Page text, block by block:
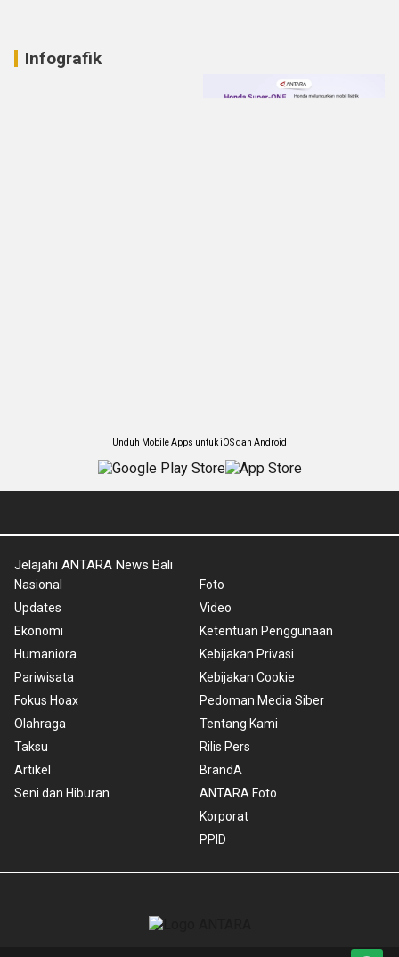
Infografik
Unduh Mobile Apps untuk iOS dan Android
Jelajahi ANTARA News Bali
Nasional
Updates
Ekonomi
Humaniora
Pariwisata
Fokus Hoax
Olahraga
Taksu
Artikel
Seni dan Hiburan
Foto
Video
Ketentuan Penggunaan
Kebijakan Privasi
Kebijakan Cookie
Pedoman Media Siber
Tentang Kami
Rilis Pers
BrandA
ANTARA Foto
Korporat
PPID